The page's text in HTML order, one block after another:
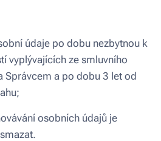
údaje po dobu nezbytnou k
vyplývajících ze smluvního
Správcem a po dobu 3 let od
osobních údajů je